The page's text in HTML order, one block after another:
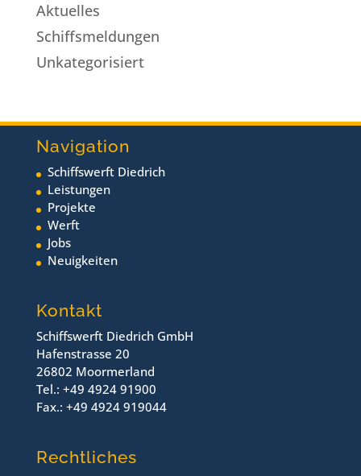
Aktuelles
Schiffsmeldungen
Unkategorisiert
Navigation
Schiffswerft Diedrich
Leistungen
Projekte
Werft
Jobs
Neuigkeiten
Kontakt
Schiffswerft Diedrich GmbH
Hafenstrasse 20
26802 Moormerland
Tel.: +49 4924 91900
Fax.: +49 4924 919044
Rechtliches